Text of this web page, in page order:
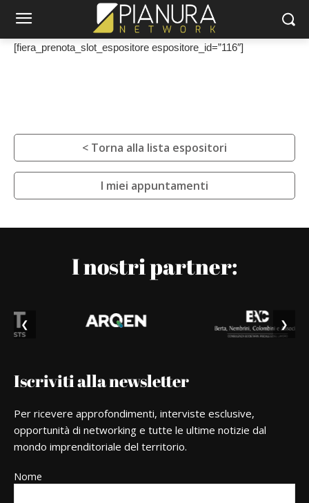
[fiera_prenota_slot_espositore espositore_id=”116″]
< Torna alla lista espositori
I miei appuntamenti
I nostri partner:
❮ ❯
Iscriviti alla newsletter
Per ricevere approfondimenti, interviste esclusive,
opportunità di networking e tutte le ultime notizie dal
mondo imprenditoriale del territorio.
Nome